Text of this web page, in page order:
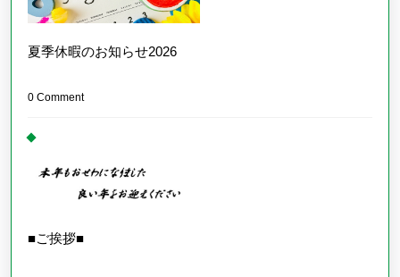
夏季休暇のお知らせ2026
0 Comment
■ご挨拶■